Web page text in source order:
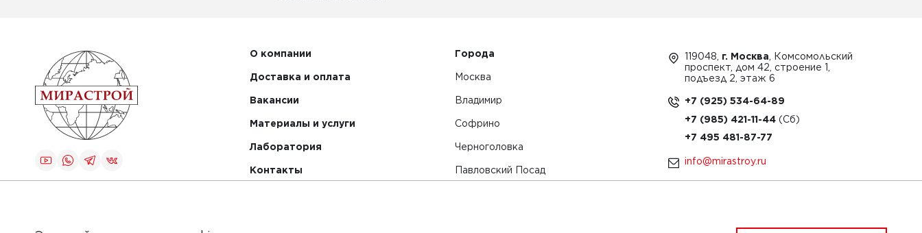
О компании
Доставка и оплата
Вакансии
Материалы и услуги
Лаборатория
Контакты
Города
Москва
Владимир
Софрино
Черноголовка
Павловский Посад
119048, г. Москва , Комсомольский
проспект, дом 42, строение 1,
подъезд 2, этаж 6
+7 (925) 534-64-89
+7 (985) 421-11-44
+7 495 481-87-77
info@mirastroy.ru